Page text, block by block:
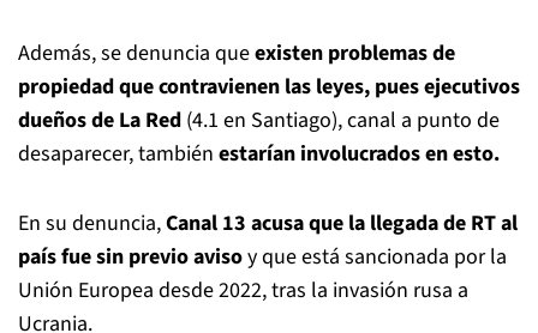
Además, se denuncia queexisten problemas de
propiedad que contravienen las leyes, pues ejecutivos
dueños de La Red (4.1 en Santiago), canal a punto de
desaparecer, también estarían involucrados en esto.
En su denuncia,Canal 13 acusa que la llegada de RT al
país fue sin previo avisoy que está sancionada por la
Unión Europea desde 2022, tras la invasión rusa a
Ucrania.